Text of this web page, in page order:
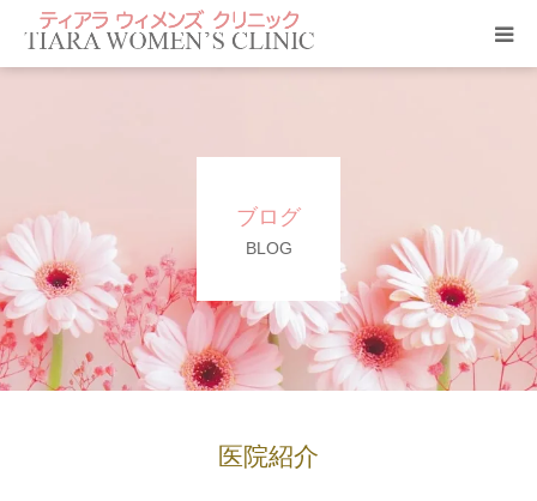
ブログ
BLOG
医院紹介
ティアラ ニュース
アクセス
診療科目